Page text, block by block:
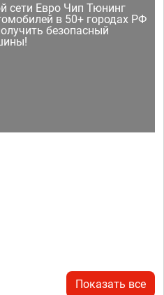
сети Евро Чип Тюнинг
в 50+ городах РФ
безопасный
Показать все